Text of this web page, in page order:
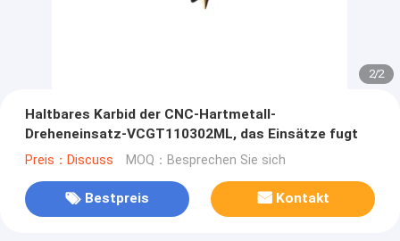
2/2
Haltbares Karbid der CNC-Hartmetall-
Dreheneinsatz-VCGT110302ML, das Einsätze fugt
Preis：Discuss MOQ：Besprechen Sie sich
Bestpreis Kontakt